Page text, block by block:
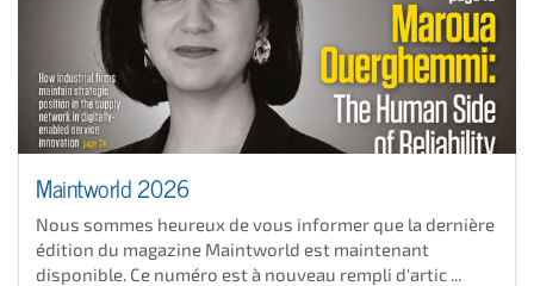
Maintworld 2026
Nous sommes heureux de vous informer que la dernière
édition du magazine Maintworld est maintenant
disponible. Ce numéro est à nouveau rempli d'artic ...